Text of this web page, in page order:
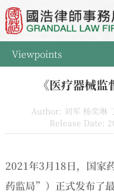
Viewpoints
《医疗器械
Author: 刘军 杨奕琳
Release Date:
2021年3月18日，国家
药监局”）正式发布了